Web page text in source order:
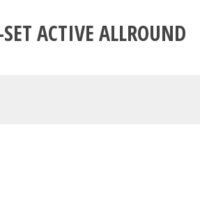
ACTIVE ALLROUND